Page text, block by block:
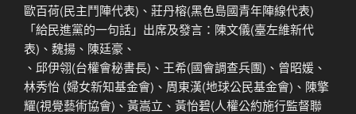
歐百荷(民主鬥陣代表)、莊丹榕(黑色島國青年陣線代表)
「給民進黨的一句話」出席及發言：陳文儀(臺左維新代
表)、魏揚、陳廷豪、
、邱伊翎(台權會秘書長)、王希(國會調查兵團)、曾昭媛、
林秀怡 (婦女新知基金會)、周東漢(地球公民基金會)、陳擎
耀(視覺藝術協會)、黃嵩立、黃怡碧(人權公約施行監督聯